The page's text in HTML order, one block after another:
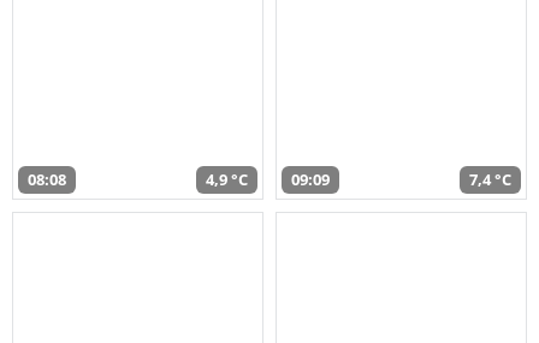
08:08 4,9 °C 09:09 7,4 °C